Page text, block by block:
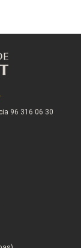
96 316 06 30